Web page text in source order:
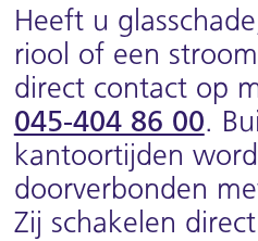
Projecten
Over Weller
MijnWeller
Contact
Heeft u
riool of een
direct contact op
045-404 86 00.
kantoortijden
doorverbonden
Zij schakelen